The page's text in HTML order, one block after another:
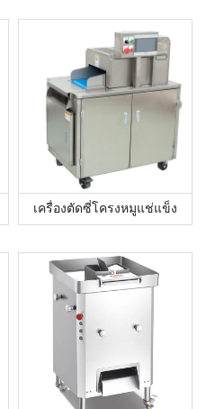
เครื่องตัดซี่โครงหมูแช่แข็ง